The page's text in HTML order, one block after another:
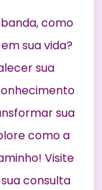
como
sua vida?
sua
sua
como a
Visite
consulta